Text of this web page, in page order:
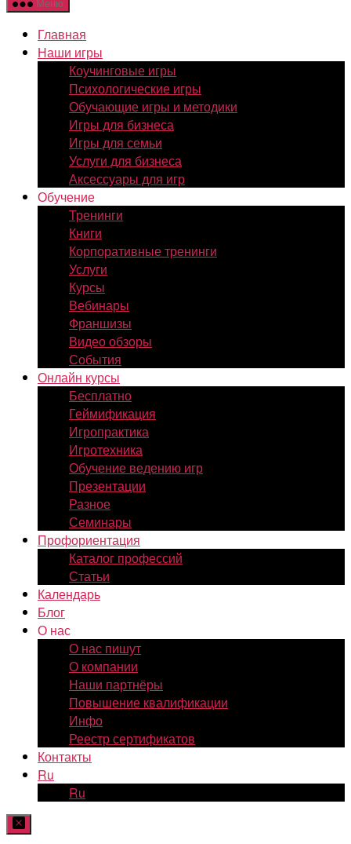
Меню
Главная
Наши игры
Коучинговые игры
Психологические игры
Обучающие игры и методики
Игры для бизнеса
Игры для семьи
Услуги для бизнеса
Аксессуары для игр
Обучение
Тренинги
Книги
Корпоративные тренинги
Услуги
Курсы
Вебинары
Франшизы
Видео обзоры
События
Онлайн курсы
Бесплатно
Геймификация
Игропрактика
Игротехника
Обучение ведению игр
Презентации
Разное
Семинары
Профориентация
Каталог профессий
Статьи
Календарь
Блог
О нас
О нас пишут
О компании
Наши партнёры
Повышение квалификации
Инфо
Реестр сертификатов
Контакты
Ru
Ru